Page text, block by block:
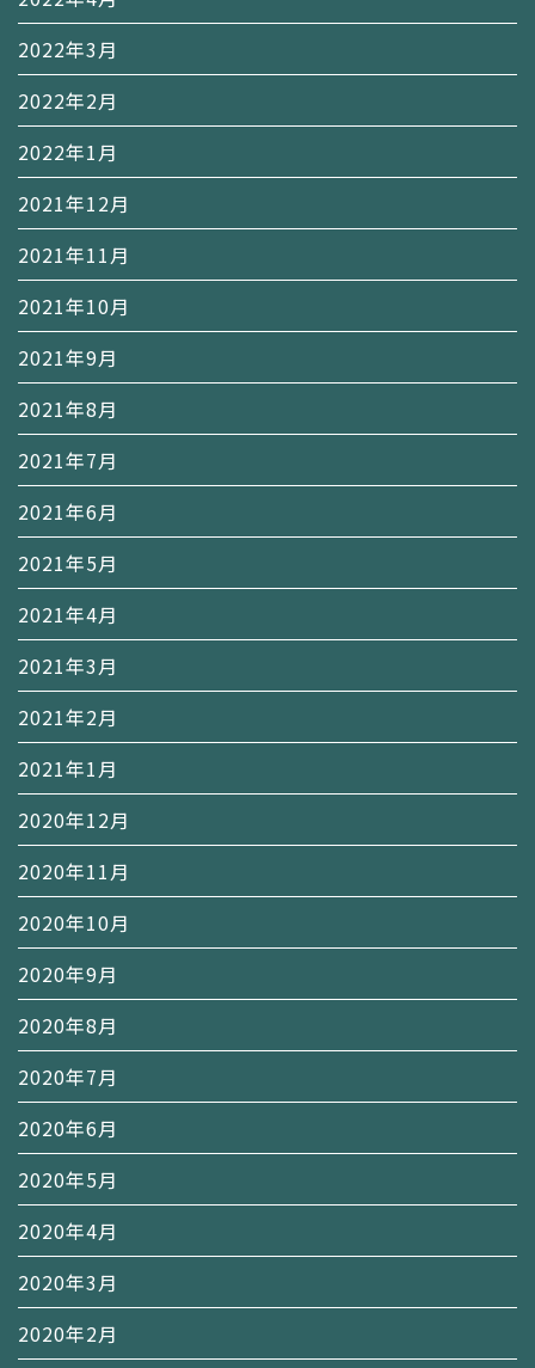
2022年3月
2022年2月
2022年1月
2021年12月
2021年11月
2021年10月
2021年9月
2021年8月
2021年7月
2021年6月
2021年5月
2021年4月
2021年3月
2021年2月
2021年1月
2020年12月
2020年11月
2020年10月
2020年9月
2020年8月
2020年7月
2020年6月
2020年5月
2020年4月
2020年3月
2020年2月